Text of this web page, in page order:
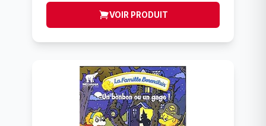
VOIR PRODUIT